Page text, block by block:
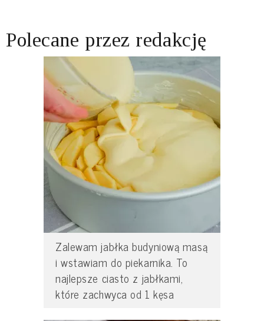
Polecane przez redakcję
Zalewam jabłka budyniową masą
i wstawiam do piekarnika. To
najlepsze ciasto z jabłkami,
które zachwyca od 1 kęsa